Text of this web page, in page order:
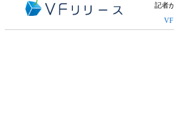
記者